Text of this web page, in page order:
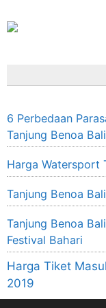
6 Perbedaan
Tanjung Benoa Bali
Harga Watersport
Tanjung Benoa
Tanjung Benoa
Festival Bahari
Harga Tiket
2019